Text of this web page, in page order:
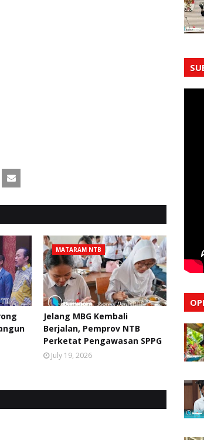
MATARAM NTB
Jelang MBG Kembali
Berjalan, Pemprov NTB
Perketat Pengawasan SPPG
July 19, 2026